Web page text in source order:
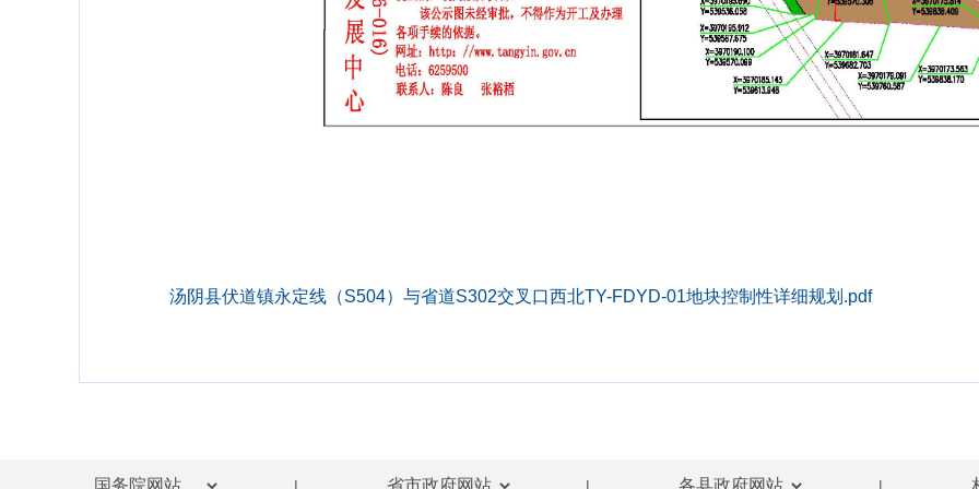
汤阴县伏道镇永定线（S504）与省道S302交叉口西北TY-FDYD-01地块控制性详细规划.pdf